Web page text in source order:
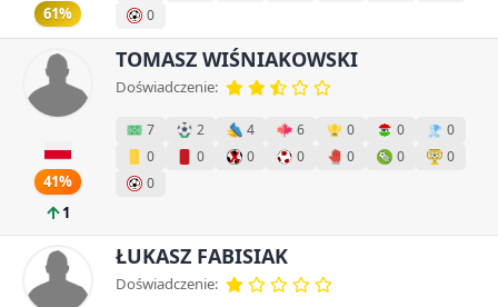
61%
0
41%
1
TOMASZ WIŚNIAKOWSKI
Doświadczenie:
7 2 4 6 0 0
0
0
0 0 0 0 0
0
0
ŁUKASZ FABISIAK
Doświadczenie: